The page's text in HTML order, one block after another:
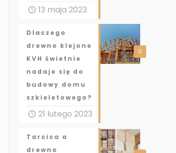
13 maja 2023
0
Dlaczego
drewno klejone
KVH świetnie
nadaje się do
budowy domu
szkieletowego?
21 lutego 2023
Tarcica a
drewno